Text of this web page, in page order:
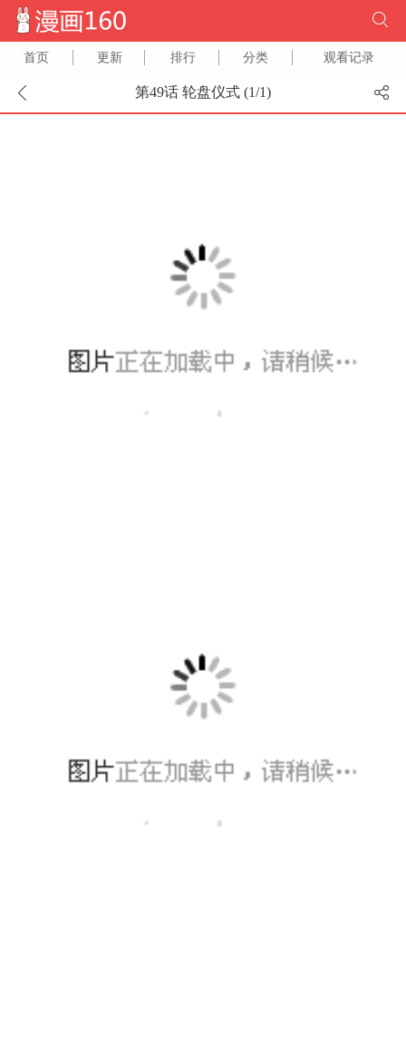
首页 更新 排行 分类 观看记录
第49话 轮盘仪式 (1/1)